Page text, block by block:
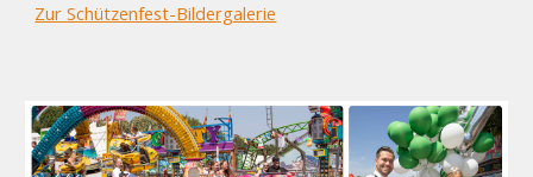
Zur Schützenfest-Bildergalerie